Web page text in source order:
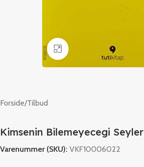
Klik for at forstørre
Forside/Tilbud
Kimsenin Bilemeyecegi Seyler
Varenummer (SKU): VKF10006022